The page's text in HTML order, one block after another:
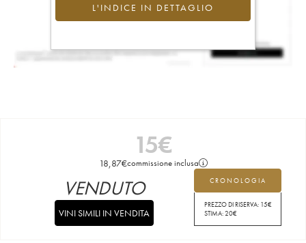
L'INDICE IN DETTAGLIO
15€
18,87€commissione inclusa
CRONOLOGIA
PREZZO DI RISERVA: 15€
STIMA:20€
VENDUTO
VINI SIMILI IN VENDITA